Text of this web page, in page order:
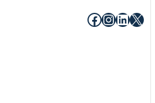
Facebook
X